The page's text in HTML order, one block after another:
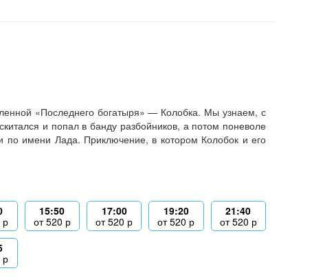
«Последнего богатыря» — Колобка. Мы узнаем, с
и попал в банду разбойников, а потом поневоле
по имени Лада. Приключение, в котором Колобок и его
р
15:50
от520 р
17:00
от520 р
19:20
от520 р
21:40
от520 р
р